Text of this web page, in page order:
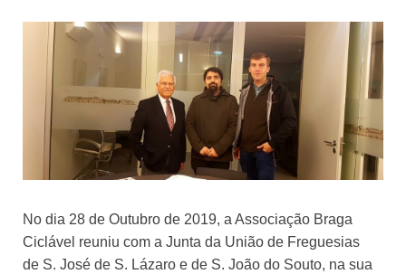
No dia 28 de Outubro de 2019, a Associação Braga
Ciclável reuniu com a Junta da União de Freguesias
de S. José de S. Lázaro e de S. João do Souto, na sua